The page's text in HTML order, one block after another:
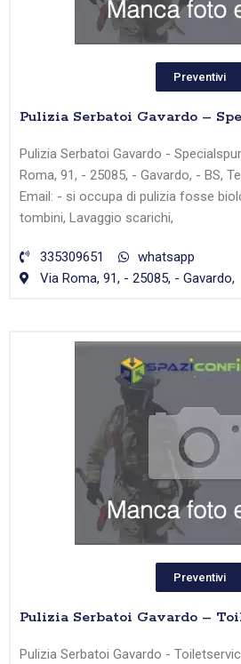
Preventivi
Pulizia Serbatoi Gavardo –
Pulizia Serbatoi Gavardo -
Roma, 91, - 25085, - Gavardo, - BS,
Email: - si occupa di pulizia fosse
tombini, Lavaggio scarichi,
335309651
whatsapp
Via Roma, 91, - 25085, - Gavardo,
Preventivi
Pulizia Serbatoi Gavardo –
Pulizia Serbatoi Gavardo -